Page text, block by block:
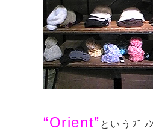
“Orient” というﾌﾞﾗ